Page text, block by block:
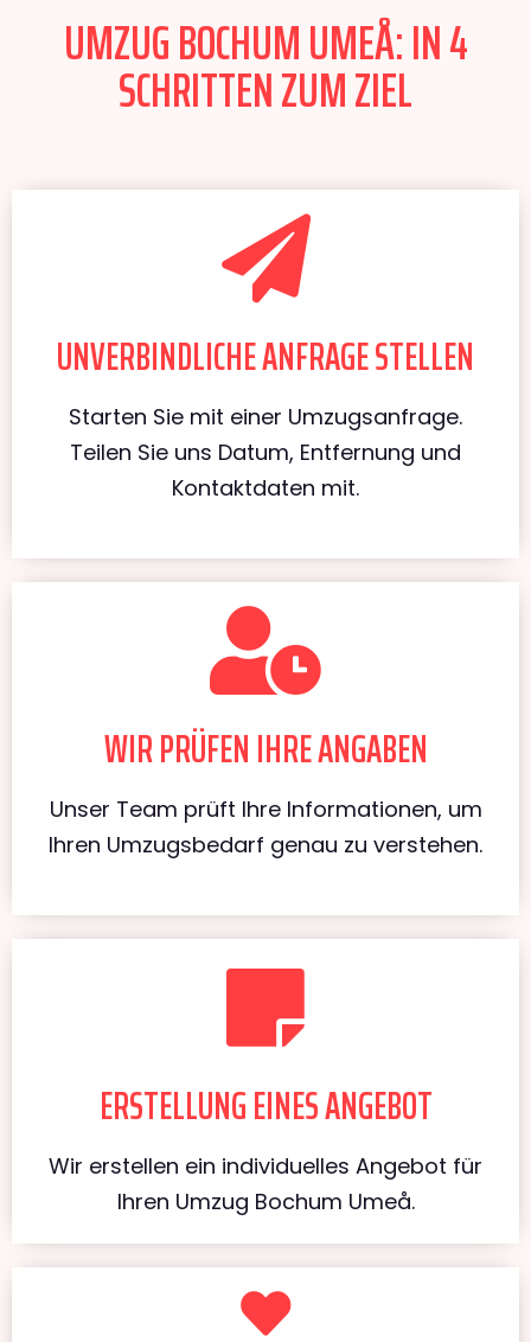
UMZUG BOCHUM UMEÅ: IN 4
SCHRITTEN ZUM ZIEL
UNVERBINDLICHE ANFRAGE STELLEN
Starten Sie mit einer Umzugsanfrage.
Teilen Sie uns Datum, Entfernung und
Kontaktdaten mit.
WIR PRÜFEN IHRE ANGABEN
Unser Team prüft Ihre Informationen, um
Ihren Umzugsbedarf genau zu verstehen.
ERSTELLUNG EINES ANGEBOT
Wir erstellen ein individuelles Angebot für
Ihren Umzug Bochum Umeå.